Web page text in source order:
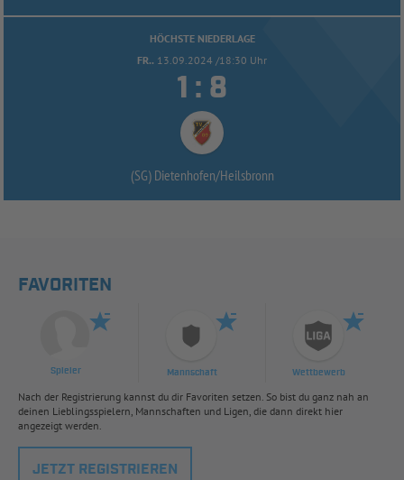
HÖCHSTE NIEDERLAGE
FR.. 13.09.2024 /18:30 Uhr
 : 
(SG) Dietenhofen/Heilsbronn
FAVORITEN
Spieler Mannschaft Wettbewerb
Nach der Registrierung kannst du dir Favoriten setzen. So bist du ganz nah an
deinen Lieblingsspielern, Mannschaften und Ligen, die dann direkt hier
angezeigt werden.
JETZT REGISTRIEREN